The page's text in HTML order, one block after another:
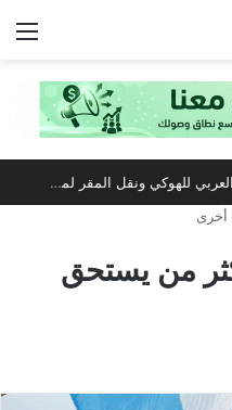
سلطنة عُمان تفوز برئاسة الاتحاد العربي للهوكي ونقل المقر لمسقط
أخرى
من يستحق